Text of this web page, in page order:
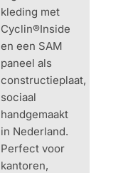
kleding met
Cyclin®Inside
en een SAM
paneel als
constructieplaat,
sociaal
handgemaakt
in Nederland.
Perfect voor
kantoren,